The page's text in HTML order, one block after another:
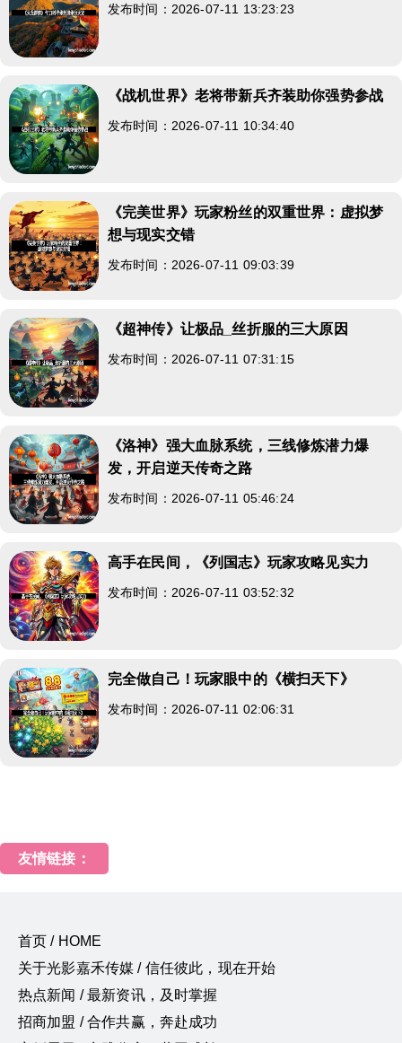
发布时间：2026-07-11 13:23:23
《战机世界》老将带新兵齐装助你强势参战
发布时间：2026-07-11 10:34:40
《完美世界》玩家粉丝的双重世界：虚拟梦
想与现实交错
发布时间：2026-07-11 09:03:39
《超神传》让极品_丝折服的三大原因
发布时间：2026-07-11 07:31:15
《洛神》强大血脉系统，三线修炼潜力爆
发，开启逆天传奇之路
发布时间：2026-07-11 05:46:24
高手在民间，《列国志》玩家攻略见实力
发布时间：2026-07-11 03:52:32
完全做自己！玩家眼中的《横扫天下》
发布时间：2026-07-11 02:06:31
友情链接：
首页 / HOME
关于光影嘉禾传媒 / 信任彼此，现在开始
热点新闻 / 最新资讯，及时掌握
招商加盟 / 合作共赢，奔赴成功